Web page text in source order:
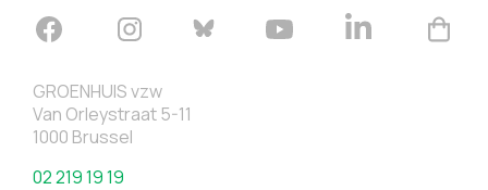
GROENHUIS vzw
Van Orleystraat 5-11
1000 Brussel
02 219 19 19